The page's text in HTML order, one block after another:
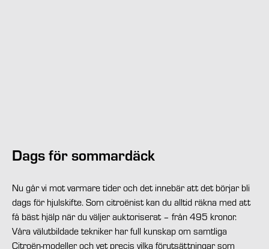
Dags för sommardäck
Nu går vi mot varmare tider och det innebär att det börjar bli
dags för hjulskifte. Som citroënist kan du alltid räkna med att
få bäst hjälp när du väljer auktoriserat – från 495 kronor.
Våra välutbildade tekniker har full kunskap om samtliga
Citroën-modeller och vet precis vilka förutsättningar som